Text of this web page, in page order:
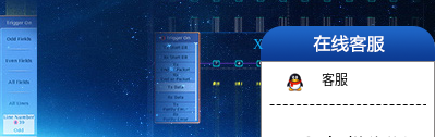
X
客服